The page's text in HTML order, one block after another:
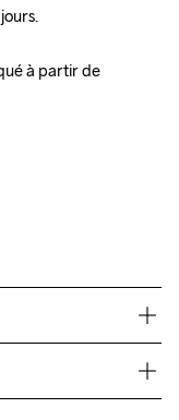
à partir de
à partir de